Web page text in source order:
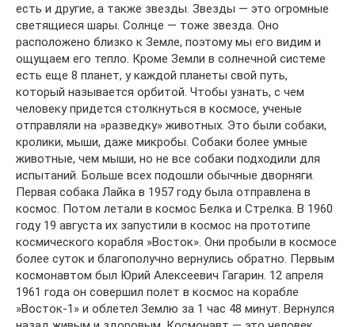
есть и другие, а также звезды. Звезды — это огромные
светящиеся шары. Солнце — тоже звезда. Оно
расположено близко к Земле, поэтому мы его видим и
ощущаем его тепло. Кроме Земли в солнечной системе
есть еще 8 планет, у каждой планеты свой путь,
который называется орбитой. Чтобы узнать, с чем
человеку придется столкнуться в космосе, ученые
отправляли на »разведку» животных. Это были собаки,
кролики, мыши, даже микробы. Собаки более умные
животные, чем мыши, но не все собаки подходили для
испытаний. Больше всех подошли обычные дворняги.
Первая собака Лайка в 1957 году была отправлена в
космос. Потом летали в космос Белка и Стрелка. В 1960
году 19 августа их запустили в космос на прототипе
космического корабля »Восток». Они пробыли в космосе
более суток и благополучно вернулись обратно. Первым
космонавтом был Юрий Алексеевич Гагарин. 12 апреля
1961 года он совершил полет в космос на корабле
»Восток-1» и облетел Землю за 1 час 48 минут. Вернулся